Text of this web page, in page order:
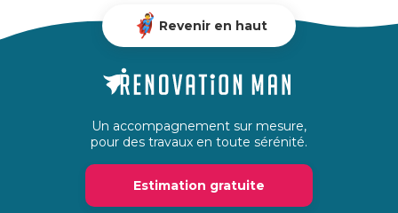
Revenir en haut
Un accompagnement sur mesure,
pour des travaux en toute sérénité.
Estimation gratuite